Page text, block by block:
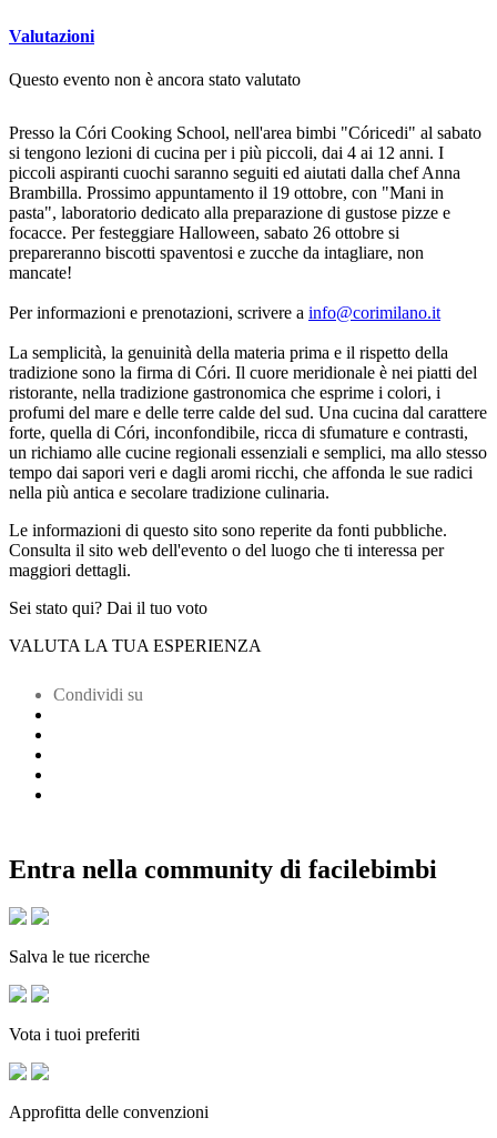
Valutazioni
Questo evento non è ancora stato valutato
Presso la Córi Cooking School, nell'area bimbi "Córicedi" al sabato
si tengono lezioni di cucina per i più piccoli, dai 4 ai 12 anni. I
piccoli aspiranti cuochi saranno seguiti ed aiutati dalla chef Anna
Brambilla. Prossimo appuntamento il 19 ottobre, con "Mani in
pasta", laboratorio dedicato alla preparazione di gustose pizze e
focacce. Per festeggiare Halloween, sabato 26 ottobre si
prepareranno biscotti spaventosi e zucche da intagliare, non
mancate!
Per informazioni e prenotazioni, scrivere a info@corimilano.it
La semplicità, la genuinità della materia prima e il rispetto della
tradizione sono la firma di Córi. Il cuore meridionale è nei piatti del
ristorante, nella tradizione gastronomica che esprime i colori, i
profumi del mare e delle terre calde del sud. Una cucina dal carattere
forte, quella di Córi, inconfondibile, ricca di sfumature e contrasti,
un richiamo alle cucine regionali essenziali e semplici, ma allo stesso
tempo dai sapori veri e dagli aromi ricchi, che affonda le sue radici
nella più antica e secolare tradizione culinaria.
Le informazioni di questo sito sono reperite da fonti pubbliche.
Consulta il sito web dell'evento o del luogo che ti interessa per
maggiori dettagli.
Sei stato qui? Dai il tuo voto
VALUTA LA TUA ESPERIENZA
Condividi su
Entra nella community di facilebimbi
Salva le tue ricerche
Vota i tuoi preferiti
Approfitta delle convenzioni